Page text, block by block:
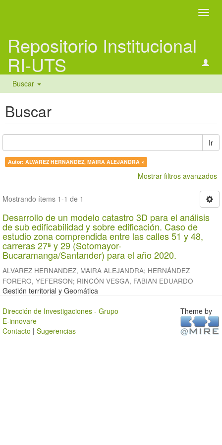
Repositorio Institucional
RI-UTS
Buscar
Buscar
Ir
Autor: ALVAREZ HERNANDEZ, MAIRA ALEJANDRA ×
Mostrar filtros avanzados
Mostrando ítems 1-1 de 1
Desarrollo de un modelo catastro 3D para el análisis
de sub edificabilidad y sobre edificación. Caso de
estudio zona comprendida entre las calles 51 y 48,
carreras 27ª y 29 (Sotomayor-
Bucaramanga/Santander) para el año 2020.
ALVAREZ HERNANDEZ, MAIRA ALEJANDRA; HERNÁNDEZ
FORERO, YEFERSON; RINCÓN VESGA, FABIAN EDUARDO
Gestión territorial y Geomática
Dirección de Investigaciones - Grupo
E-innovare
Contacto | Sugerencias
Theme by